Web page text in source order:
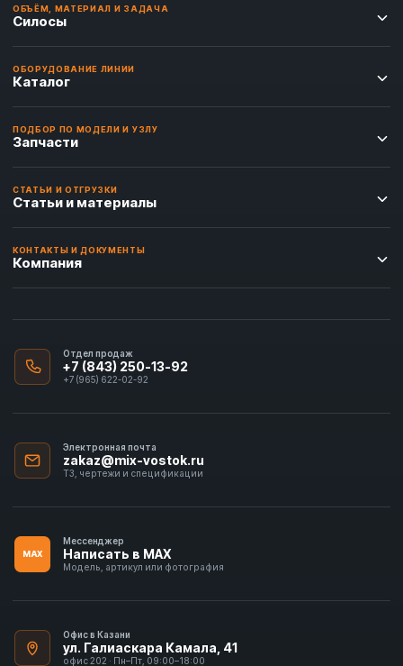
ОБЪЁМ, МАТЕРИАЛ И ЗАДАЧА
Силосы
ОБОРУДОВАНИЕ ЛИНИИ
Каталог
ПОДБОР ПО МОДЕЛИ И УЗЛУ
Запчасти
СТАТЬИ И ОТГРУЗКИ
Статьи и материалы
КОНТАКТЫ И ДОКУМЕНТЫ
Компания
Отдел продаж
+7 (843) 250-13-92
+7 (965) 622-02-92
Электронная почта
zakaz@mix-vostok.ru
ТЗ, чертежи и спецификации
MAX
Мессенджер
Написать в MAX
Модель, артикул или фотография
Офис в Казани
ул. Галиаскара Камала, 41
офис 202 · Пн–Пт, 09:00–18:00